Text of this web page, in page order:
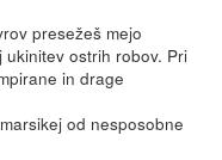
presežeš mejo
ostrih robov. Pri
in drage
od nesposobne